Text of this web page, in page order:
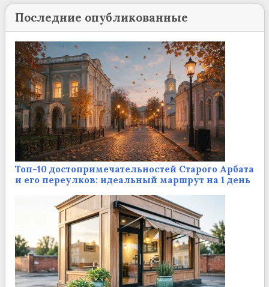
Последние опубликованные
Топ-10 достопримечательностей Старого Арбата
и его переулков: идеальный маршрут на 1 день